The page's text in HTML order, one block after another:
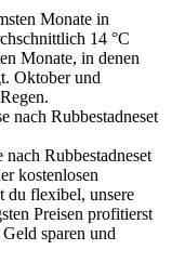
Monate in
14 °C
Monate, in denen
Oktober und
nach Rubbestadneset
Rubbestadneset
kostenlosen
du flexibel, unsere
Preisen profitierst
sparen und